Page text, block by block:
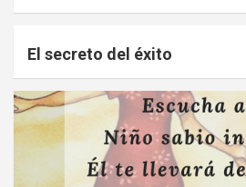
El secreto del éxito